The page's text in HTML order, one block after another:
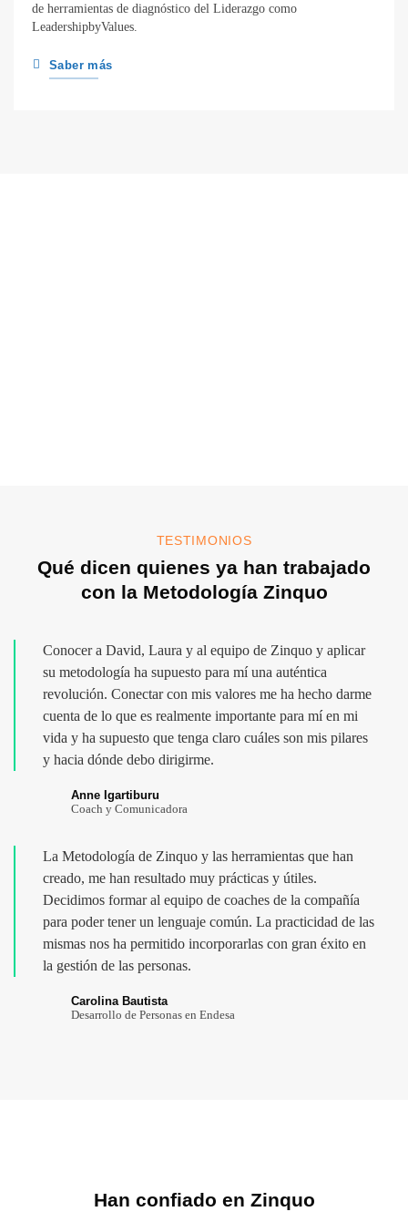
de herramientas de diagnóstico del Liderazgo como
LeadershipbyValues.
Saber más
TESTIMONIOS
Qué dicen quienes ya han trabajado
con la Metodología Zinquo
Conocer a David, Laura y al equipo de Zinquo y aplicar
su metodología ha supuesto para mí una auténtica
revolución. Conectar con mis valores me ha hecho darme
cuenta de lo que es realmente importante para mí en mi
vida y ha supuesto que tenga claro cuáles son mis pilares
y hacia dónde debo dirigirme.
Anne Igartiburu
Coach y Comunicadora
La Metodología de Zinquo y las herramientas que han
creado, me han resultado muy prácticas y útiles.
Decidimos formar al equipo de coaches de la compañía
para poder tener un lenguaje común. La practicidad de las
mismas nos ha permitido incorporarlas con gran éxito en
la gestión de las personas.
Carolina Bautista
Desarrollo de Personas en Endesa
Han confiado en Zinquo